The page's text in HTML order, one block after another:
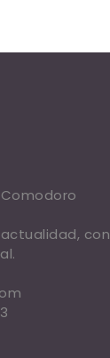
con